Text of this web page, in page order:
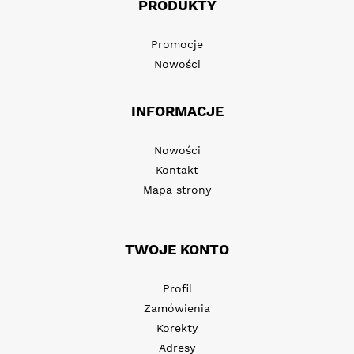
PRODUKTY
Promocje
Nowości
INFORMACJE
Nowości
Kontakt
Mapa strony
TWOJE KONTO
Profil
Zamówienia
Korekty
Adresy